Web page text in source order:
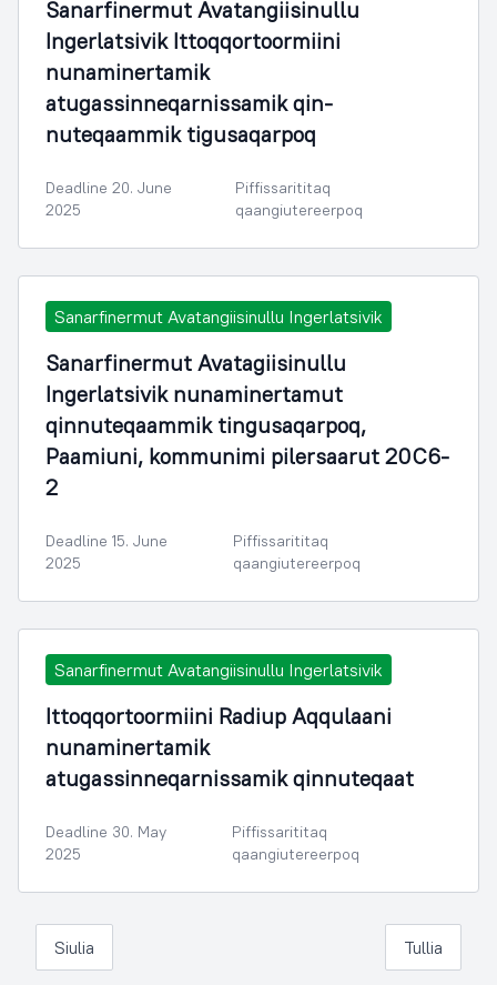
Sanarfinermut Avatangiisinullu
Ingerlatsivik Ittoqqortoormiini
nunaminertamik
atugassinneqarnissamik qin-
nuteqaammik tigusaqarpoq
Deadline 20. June
2025
Piffissarititaq
qaangiutereerpoq
Sanarfinermut Avatangiisinullu Ingerlatsivik
Sanarfinermut Avatagiisinullu
Ingerlatsivik nunaminertamut
qinnuteqaammik tingusaqarpoq,
Paamiuni, kommunimi pilersaarut 20C6-
2
Deadline 15. June
2025
Piffissarititaq
qaangiutereerpoq
Sanarfinermut Avatangiisinullu Ingerlatsivik
Ittoqqortoormiini Radiup Aqqulaani
nunaminertamik
atugassinneqarnissamik qinnuteqaat
Deadline 30. May
2025
Piffissarititaq
qaangiutereerpoq
Siulia Tullia